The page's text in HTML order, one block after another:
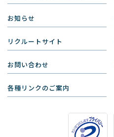
お知らせ
リクルートサイト
お問い合わせ
各種リンクのご案内